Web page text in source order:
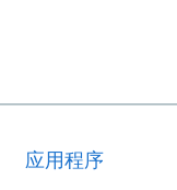
应用程序